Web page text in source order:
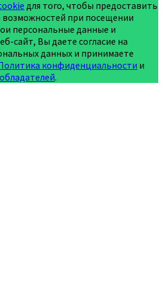
для того, чтобы предоставить
при посещении
персональные данные и
сайт, Вы даете согласие на
данных и принимаете
конфиденциальности и
.